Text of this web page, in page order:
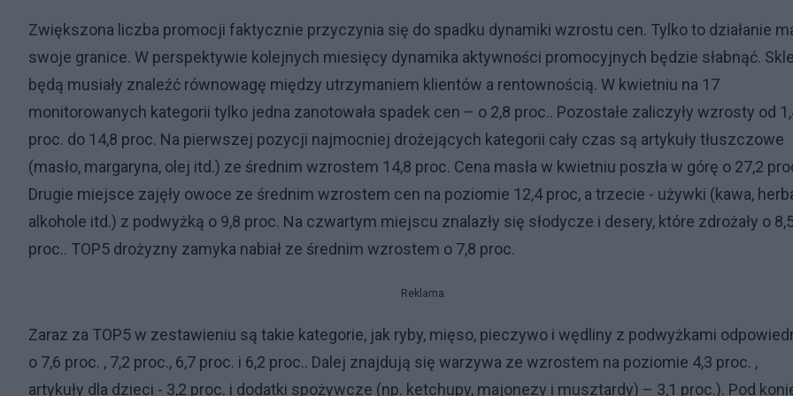
Zwiększona liczba promocji faktycznie przyczynia się do spadku dynamiki wzrostu cen. Tylko to działanie
swoje granice. W perspektywie kolejnych miesięcy dynamika aktywności promocyjnych będzie słabnąć.
będą musiały znaleźć równowagę między utrzymaniem klientów a rentownością. W kwietniu na 17
monitorowanych kategorii tylko jedna zanotowała spadek cen – o 2,8 proc.. Pozostałe zaliczyły wzrosty od
proc. do 14,8 proc. Na pierwszej pozycji najmocniej drożejących kategorii cały czas są artykuły tłuszczowe
(masło, margaryna, olej itd.) ze średnim wzrostem 14,8 proc. Cena masła w kwietniu poszła w górę o 27,2
Drugie miejsce zajęły owoce ze średnim wzrostem cen na poziomie 12,4 proc, a trzecie - używki (kawa,
alkohole itd.) z podwyżką o 9,8 proc. Na czwartym miejscu znalazły się słodycze i desery, które zdrożały o
proc.. TOP5 drożyzny zamyka nabiał ze średnim wzrostem o 7,8 proc.
Reklama
Zaraz za TOP5 w zestawieniu są takie kategorie, jak ryby, mięso, pieczywo i wędliny z podwyżkami
o 7,6 proc. , 7,2 proc., 6,7 proc. i 6,2 proc.. Dalej znajdują się warzywa ze wzrostem na poziomie 4,3 proc. ,
artykuły dla dzieci - 3,2 proc. i dodatki spożywcze (np. ketchupy, majonezy i musztardy) – 3,1 proc.). Pod